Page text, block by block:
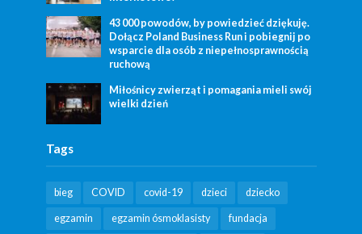
43 000 powodów, by powiedzieć dziękuję.
Dołącz Poland Business Run i pobiegnij po
wsparcie dla osób z niepełnosprawnością
ruchową
Miłośnicy zwierząt i pomagania mieli swój
wielki dzień
Tags
bieg COVID covid-19 dzieci dziecko
egzamin egzamin ósmoklasisty fundacja